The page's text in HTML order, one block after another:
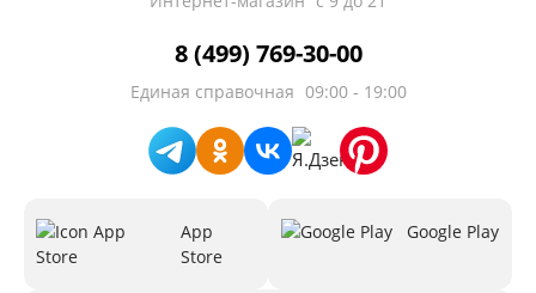
8 (499) 769-30-00
Единая справочная 09:00 - 19:00
App
Store
Google Play